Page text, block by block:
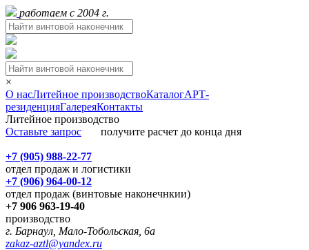
работаем с 2004 г.
×
О насЛитейное производствоКаталогАРТ-
резиденцияГалереяКонтакты
Литейное производство
Оставьте запрос получите расчет до конца дня
+7 (905) 988-22-77
отдел продаж и логистики
+7 (906) 964-00-12
отдел продаж (винтовые наконечнкии)
+7 906 963-19-40
производство
г. Барнаул, Мало-Тобольская, 6а
zakaz-aztl@yandex.ru